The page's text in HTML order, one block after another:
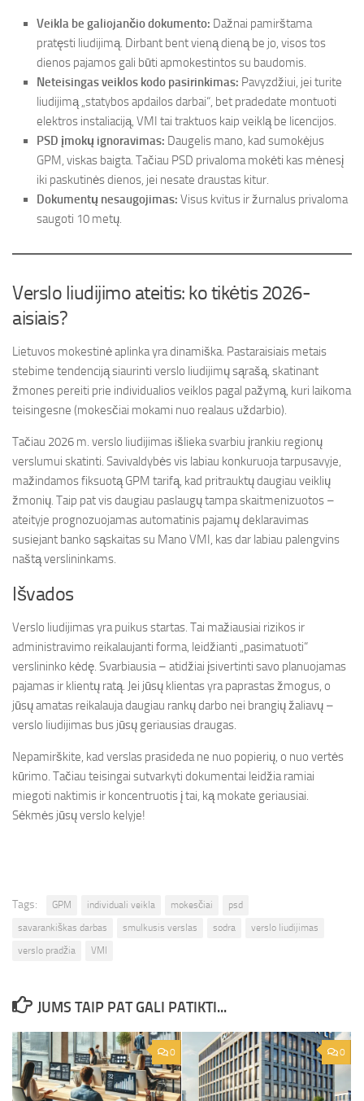
Veikla be galiojančio dokumento: Dažnai pamirštama
pratęsti liudijimą. Dirbant bent vieną dieną be jo, visos tos
dienos pajamos gali būti apmokestintos su baudomis.
Neteisingas veiklos kodo pasirinkimas: Pavyzdžiui, jei turite
liudijimą „statybos apdailos darbai“, bet pradedate montuoti
elektros instaliaciją, VMI tai traktuos kaip veiklą be licencijos.
PSD įmokų ignoravimas: Daugelis mano, kad sumokėjus
GPM, viskas baigta. Tačiau PSD privaloma mokėti kas mėnesį
iki paskutinės dienos, jei nesate draustas kitur.
Dokumentų nesaugojimas: Visus kvitus ir žurnalus privaloma
saugoti 10 metų.
Verslo liudijimo ateitis: ko tikėtis 2026-
aisiais?
Lietuvos mokestinė aplinka yra dinamiška. Pastaraisiais metais
stebime tendenciją siaurinti verslo liudijimų sąrašą, skatinant
žmones pereiti prie individualios veiklos pagal pažymą, kuri laikoma
teisingesne (mokesčiai mokami nuo realaus uždarbio).
Tačiau 2026 m. verslo liudijimas išlieka svarbiu įrankiu regionų
verslumui skatinti. Savivaldybės vis labiau konkuruoja tarpusavyje,
mažindamos fiksuotą GPM tarifą, kad pritrauktų daugiau veiklių
žmonių. Taip pat vis daugiau paslaugų tampa skaitmenizuotos –
ateityje prognozuojamas automatinis pajamų deklaravimas
susiejant banko sąskaitas su Mano VMI, kas dar labiau palengvins
naštą verslininkams.
Išvados
Verslo liudijimas yra puikus startas. Tai mažiausiai rizikos ir
administravimo reikalaujanti forma, leidžianti „pasimatuoti“
verslininko kėdę. Svarbiausia – atidžiai įsivertinti savo planuojamas
pajamas ir klientų ratą. Jei jūsų klientas yra paprastas žmogus, o
jūsų amatas reikalauja daugiau rankų darbo nei brangių žaliavų –
verslo liudijimas bus jūsų geriausias draugas.
Nepamirškite, kad verslas prasideda ne nuo popierių, o nuo vertės
kūrimo. Tačiau teisingai sutvarkyti dokumentai leidžia ramiai
miegoti naktimis ir koncentruotis į tai, ką mokate geriausiai.
Sėkmės jūsų verslo kelyje!
Tags: GPM individuali veikla mokesčiai
psd
savarankiškas darbas
smulkusis verslas sodra
verslo liudijimas
verslo pradžia
VMI
JUMS TAIP PAT GALI PATIKTI...
0 0